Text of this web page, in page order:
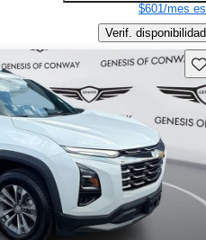
$601/mes
Verif. disponibilidad